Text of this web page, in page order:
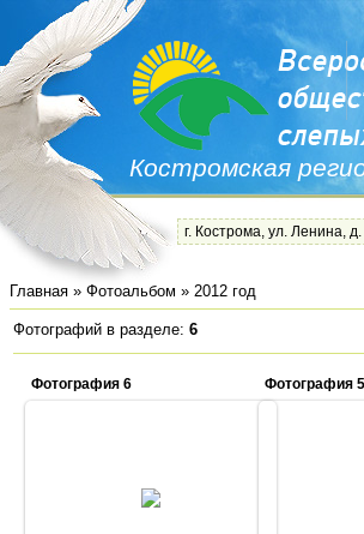
Костромская
г. Кострома, ул. Ленина,
Главная » Фотоальбом » 2012 год
Фотографий в разделе: 6
Фотография 6 Фотография 5